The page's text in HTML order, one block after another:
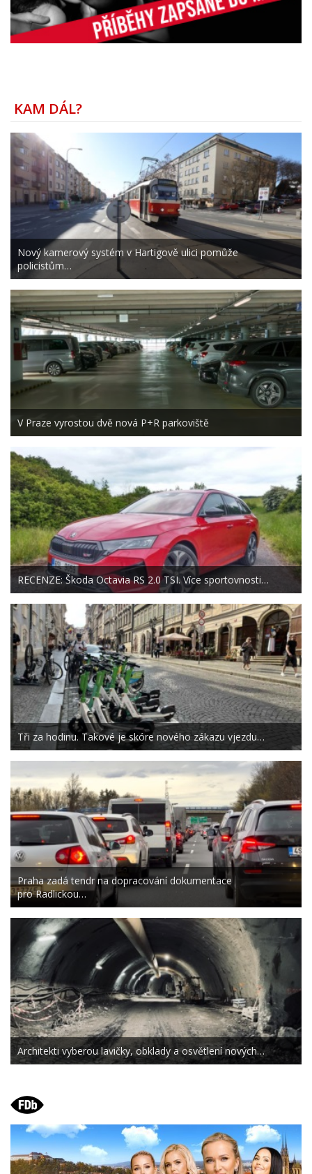
KAM DÁL?
Nový kamerový systém v Hartigově ulici pomůže
policistům…
V Praze vyrostou dvě nová P+R parkoviště
RECENZE: Škoda Octavia RS 2.0 TSI. Více sportovnosti…
Tři za hodinu. Takové je skóre nového zákazu vjezdu…
Praha zadá tendr na dopracování dokumentace
pro Radlickou…
Architekti vyberou lavičky, obklady a osvětlení nových…